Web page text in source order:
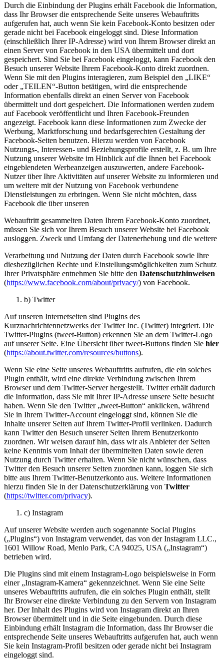
Durch die Einbindung der Plugins erhält Facebook die Information,
dass Ihr Browser die entsprechende Seite unseres Webauftritts
aufgerufen hat, auch wenn Sie kein Facebook-Konto besitzen oder
gerade nicht bei Facebook eingeloggt sind. Diese Information
(einschließlich Ihrer IP-Adresse) wird von Ihrem Browser direkt an
einen Server von Facebook in den USA übermittelt und dort
gespeichert. Sind Sie bei Facebook eingeloggt, kann Facebook den
Besuch unserer Website Ihrem Facebook-Konto direkt zuordnen.
Wenn Sie mit den Plugins interagieren, zum Beispiel den „LIKE“
oder „TEILEN“-Button betätigen, wird die entsprechende
Information ebenfalls direkt an einen Server von Facebook
übermittelt und dort gespeichert. Die Informationen werden zudem
auf Facebook veröffentlicht und Ihren Facebook-Freunden
angezeigt. Facebook kann diese Informationen zum Zwecke der
Werbung, Marktforschung und bedarfsgerechten Gestaltung der
Facebook-Seiten benutzen. Hierzu werden von Facebook
Nutzungs-, Interessen- und Beziehungsprofile erstellt, z. B. um Ihre
Nutzung unserer Website im Hinblick auf die Ihnen bei Facebook
eingeblendeten Werbeanzeigen auszuwerten, andere Facebook-
Nutzer über Ihre Aktivitäten auf unserer Website zu informieren und
um weitere mit der Nutzung von Facebook verbundene
Dienstleistungen zu erbringen. Wenn Sie nicht möchten, dass
Facebook die über unseren
Webauftritt gesammelten Daten Ihrem Facebook-Konto zuordnet,
müssen Sie sich vor Ihrem Besuch unserer Website bei Facebook
ausloggen. Zweck und Umfang der Datenerhebung und die weitere
Verarbeitung und Nutzung der Daten durch Facebook sowie Ihre
diesbezüglichen Rechte und Einstellungsmöglichkeiten zum Schutz
Ihrer Privatsphäre entnehmen Sie bitte den Datenschutzhinweisen
(https://www.facebook.com/about/privacy/) von Facebook.
b) Twitter
Auf unseren Internetseiten sind Plugins des
Kurznachrichtennetzwerks der Twitter Inc. (Twitter) integriert. Die
Twitter-Plugins (tweet-Button) erkennen Sie an dem Twitter-Logo
auf unserer Seite. Eine Übersicht über tweet-Buttons finden Sie hier
(https://about.twitter.com/resources/buttons).
Wenn Sie eine Seite unseres Webauftritts aufrufen, die ein solches
Plugin enthält, wird eine direkte Verbindung zwischen Ihrem
Browser und dem Twitter-Server hergestellt. Twitter erhält dadurch
die Information, dass Sie mit Ihrer IP-Adresse unsere Seite besucht
haben. Wenn Sie den Twitter „tweet-Button“ anklicken, während
Sie in Ihrem Twitter-Account eingeloggt sind, können Sie die
Inhalte unserer Seiten auf Ihrem Twitter-Profil verlinken. Dadurch
kann Twitter den Besuch unserer Seiten Ihrem Benutzerkonto
zuordnen. Wir weisen darauf hin, dass wir als Anbieter der Seiten
keine Kenntnis vom Inhalt der übermittelten Daten sowie deren
Nutzung durch Twitter erhalten. Wenn Sie nicht wünschen, dass
Twitter den Besuch unserer Seiten zuordnen kann, loggen Sie sich
bitte aus Ihrem Twitter-Benutzerkonto aus. Weitere Informationen
hierzu finden Sie in der Datenschutzerklärung von Twitter
(https://twitter.com/privacy).
c) Instagram
Auf unserer Website werden auch sogenannte Social Plugins
(„Plugins“) von Instagram verwendet, das von der Instagram LLC.,
1601 Willow Road, Menlo Park, CA 94025, USA („Instagram“)
betrieben wird.
Die Plugins sind mit einem Instagram-Logo beispielsweise in Form
einer „Instagram-Kamera“ gekennzeichnet. Wenn Sie eine Seite
unseres Webauftritts aufrufen, die ein solches Plugin enthält, stellt
Ihr Browser eine direkte Verbindung zu den Servern von Instagram
her. Der Inhalt des Plugins wird von Instagram direkt an Ihren
Browser übermittelt und in die Seite eingebunden. Durch diese
Einbindung erhält Instagram die Information, dass Ihr Browser die
entsprechende Seite unseres Webauftritts aufgerufen hat, auch wenn
Sie kein Instagram-Profil besitzen oder gerade nicht bei Instagram
eingeloggt sind.